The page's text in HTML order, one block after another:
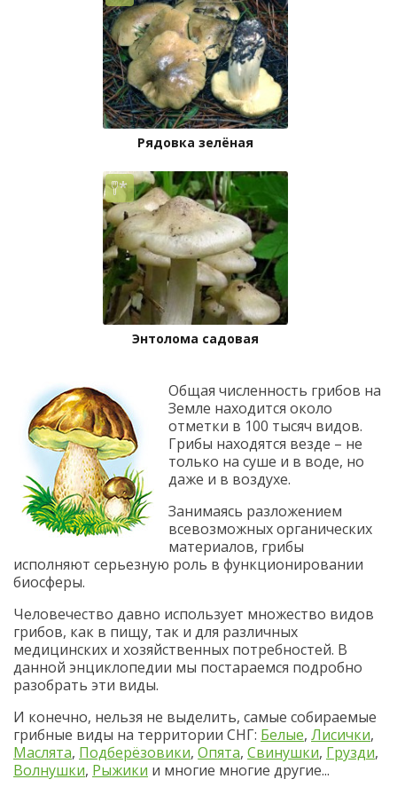
Рядовка зелёная
Энтолома садовая
Общая численность грибов на
Земле находится около
отметки в 100 тысяч видов.
Грибы находятся везде – не
только на суше и в воде, но
даже и в воздухе.
Занимаясь разложением
всевозможных органических
материалов, грибы
исполняют серьезную роль в функционировании
биосферы.
Человечество давно использует множество видов
грибов, как в пищу, так и для различных
медицинских и хозяйственных потребностей. В
данной энциклопедии мы постараемся подробно
разобрать эти виды.
И конечно, нельзя не выделить, самые собираемые
грибные виды на территории СНГ: Белые, Лисички,
Маслята, Подберёзовики, Опята, Свинушки, Грузди,
Волнушки, Рыжики и многие многие другие...